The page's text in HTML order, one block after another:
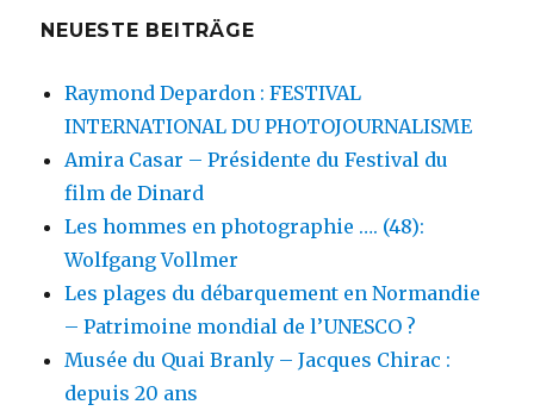
NEUESTE BEITRÄGE
Raymond Depardon : FESTIVAL
INTERNATIONAL DU PHOTOJOURNALISME
Amira Casar – Présidente du Festival du
film de Dinard
Les hommes en photographie …. (48):
Wolfgang Vollmer
Les plages du débarquement en Normandie
– Patrimoine mondial de l’UNESCO ?
Musée du Quai Branly – Jacques Chirac :
depuis 20 ans